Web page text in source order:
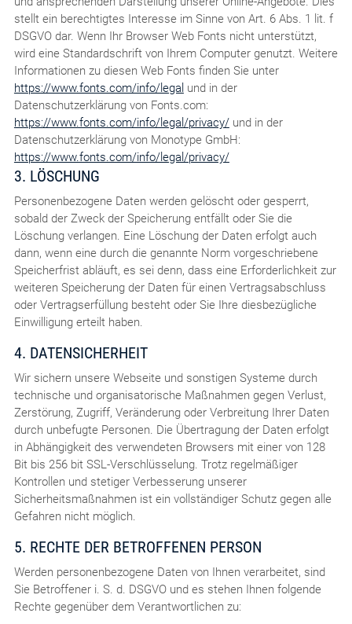
stellt ein berechtigtes Interesse im Sinne von Art. 6 Abs. 1 lit. f
DSGVO dar. Wenn Ihr Browser Web Fonts nicht unterstützt,
wird eine Standardschrift von Ihrem Computer genutzt. Weitere
Informationen zu diesen Web Fonts finden Sie unter
https://www.fonts.com/info/legal und in der
Datenschutzerklärung von Fonts.com:
https://www.fonts.com/info/legal/privacy/und in der
Datenschutzerklärung von Monotype GmbH:
https://www.fonts.com/info/legal/privacy/
3. LÖSCHUNG
Personenbezogene Daten werden gelöscht oder gesperrt,
sobald der Zweck der Speicherung entfällt oder Sie die
Löschung verlangen. Eine Löschung der Daten erfolgt auch
dann, wenn eine durch die genannte Norm vorgeschriebene
Speicherfrist abläuft, es sei denn, dass eine Erforderlichkeit zur
weiteren Speicherung der Daten für einen Vertragsabschluss
oder Vertragserfüllung besteht oder Sie Ihre diesbezügliche
Einwilligung erteilt haben.
4. DATENSICHERHEIT
Wir sichern unsere Webseite und sonstigen Systeme durch
technische und organisatorische Maßnahmen gegen Verlust,
Zerstörung, Zugriff, Veränderung oder Verbreitung Ihrer Daten
durch unbefugte Personen. Die Übertragung der Daten erfolgt
in Abhängigkeit des verwendeten Browsers mit einer von 128
Bit bis 256 bit SSL-Verschlüsselung. Trotz regelmäßiger
Kontrollen und stetiger Verbesserung unserer
Sicherheitsmaßnahmen ist ein vollständiger Schutz gegen alle
Gefahren nicht möglich.
5. RECHTE DER BETROFFENEN PERSON
Werden personenbezogene Daten von Ihnen verarbeitet, sind
Sie Betroffener i. S. d. DSGVO und es stehen Ihnen folgende
Rechte gegenüber dem Verantwortlichen zu: